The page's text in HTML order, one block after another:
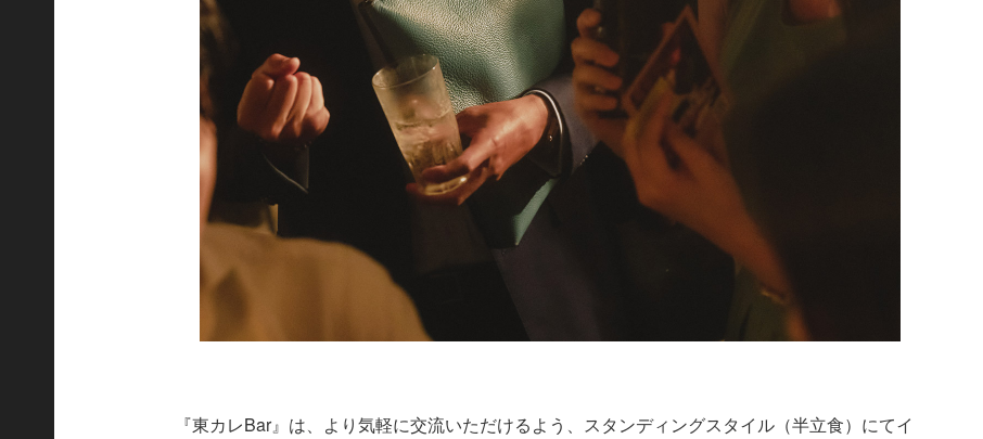
『東カレBar』は、より気軽に交流いただけるよう、スタンディングスタイル（半立食）にてイ